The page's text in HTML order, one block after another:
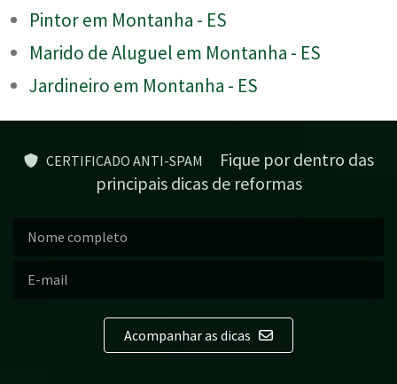
Pintor em Montanha - ES
Marido de Aluguel em Montanha - ES
Jardineiro em Montanha - ES
CERTIFICADO ANTI-SPAM
Fique por dentro das
principais dicas de reformas
Acompanhar as dicas